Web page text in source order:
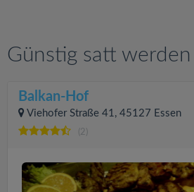
Günstig satt werden
Balkan-Hof
Viehofer Straße 41, 45127 Essen
(2)